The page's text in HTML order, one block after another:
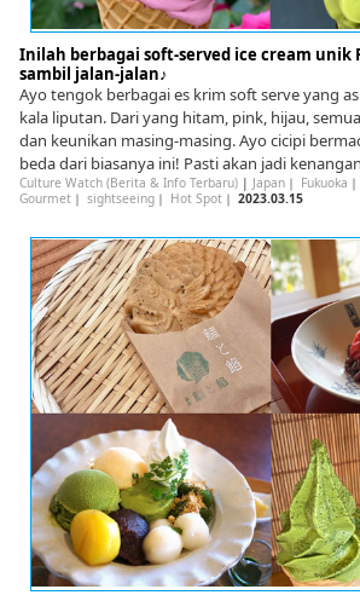
Inilah berbagai soft-served ice cream unik
sambil jalan-jalan♪
Ayo tengok berbagai es krim soft serve yang
kala liputan. Dari yang hitam, pink, hijau,
dan keunikan masing-masing. Ayo cicipi
beda dari biasanya ini! Pasti akan jadi
Culture Watch (Berita & Info Terbaru)| Japan｜ Fukuoka ｜
Gourmet｜ sightseeing｜ Hot Spot｜ 2023.03.15